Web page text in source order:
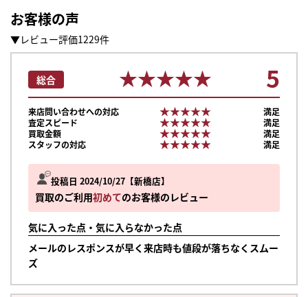
お客様の声
▼レビュー評価1229件
投稿日 2024/10/27 新橋店
買取のご利用初めてのお客様のレビュー
気に入った点・気に入らなかった点
メールのレスポンスが早く来店時も値段が落ちなくスムー
ズ
総合 ★★★★★
★★★★★ 5
来店問い合わせへの対応 ★★★★★
★★★★★
満足
査定スピード
★★★★★
★★★★★
満足
買取金額
★★★★★
★★★★★
満足
スタッフの対応
★★★★★
★★★★★ 満足